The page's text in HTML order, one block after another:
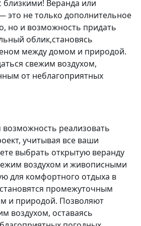
Веранда или
это не только дополнительное
но и возможность придать
облик,становясь
между домом и природой.
свежим воздухом,
от неблагоприятных
реализовать
учитывая все ваши
выбрать открытую веранду
воздухом и живописными
для комфортного отдыха в
промежуточным
и природой. Позволяют
воздухом, оставаясь